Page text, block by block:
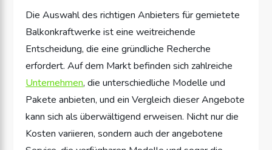
Die Auswahl des richtigen Anbieters für gemietete
Balkonkraftwerke ist eine weitreichende
Entscheidung, die eine gründliche Recherche
erfordert. Auf dem Markt befinden sich zahlreiche
Unternehmen, die unterschiedliche Modelle und
Pakete anbieten, und ein Vergleich dieser Angebote
kann sich als überwältigend erweisen. Nicht nur die
Kosten variieren, sondern auch der angebotene